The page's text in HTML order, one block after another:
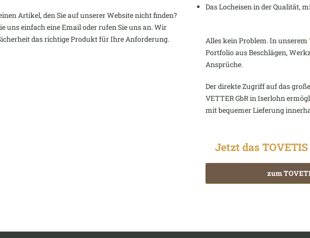
Artikel, den Sie auf unserer Website nicht finden?
uns einfach eine Email oder rufen Sie uns an. Wir
das richtige Produkt für Ihre Anforderung.
Das Locheisen in der Qualität,
Alles kein Problem. In unserem
Portfolio aus Beschlägen,
Ansprüche.
Der direkte Zugriff auf das
VETTER GbR in Iserlohn
mit bequemer Lieferung
Jetzt das
zum